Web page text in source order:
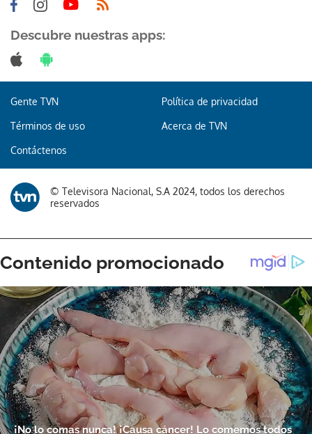
Gracias por suscribirte a nuestro boletín.
ACEPTAR
Descubre nuestras apps:
Gente TVN Política de privacidad
Términos de uso Acerca de TVN
Contáctenos
© Televisora Nacional, S.A 2024, todos los derechos
reservados